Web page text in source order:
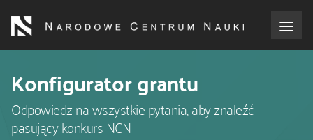
treści
dla wnioskodawców
CSS
i
JS
Konfigurator grantu
Odpowiedz na wszystkie pytania, aby znaleźć
pasujący konkurs NCN